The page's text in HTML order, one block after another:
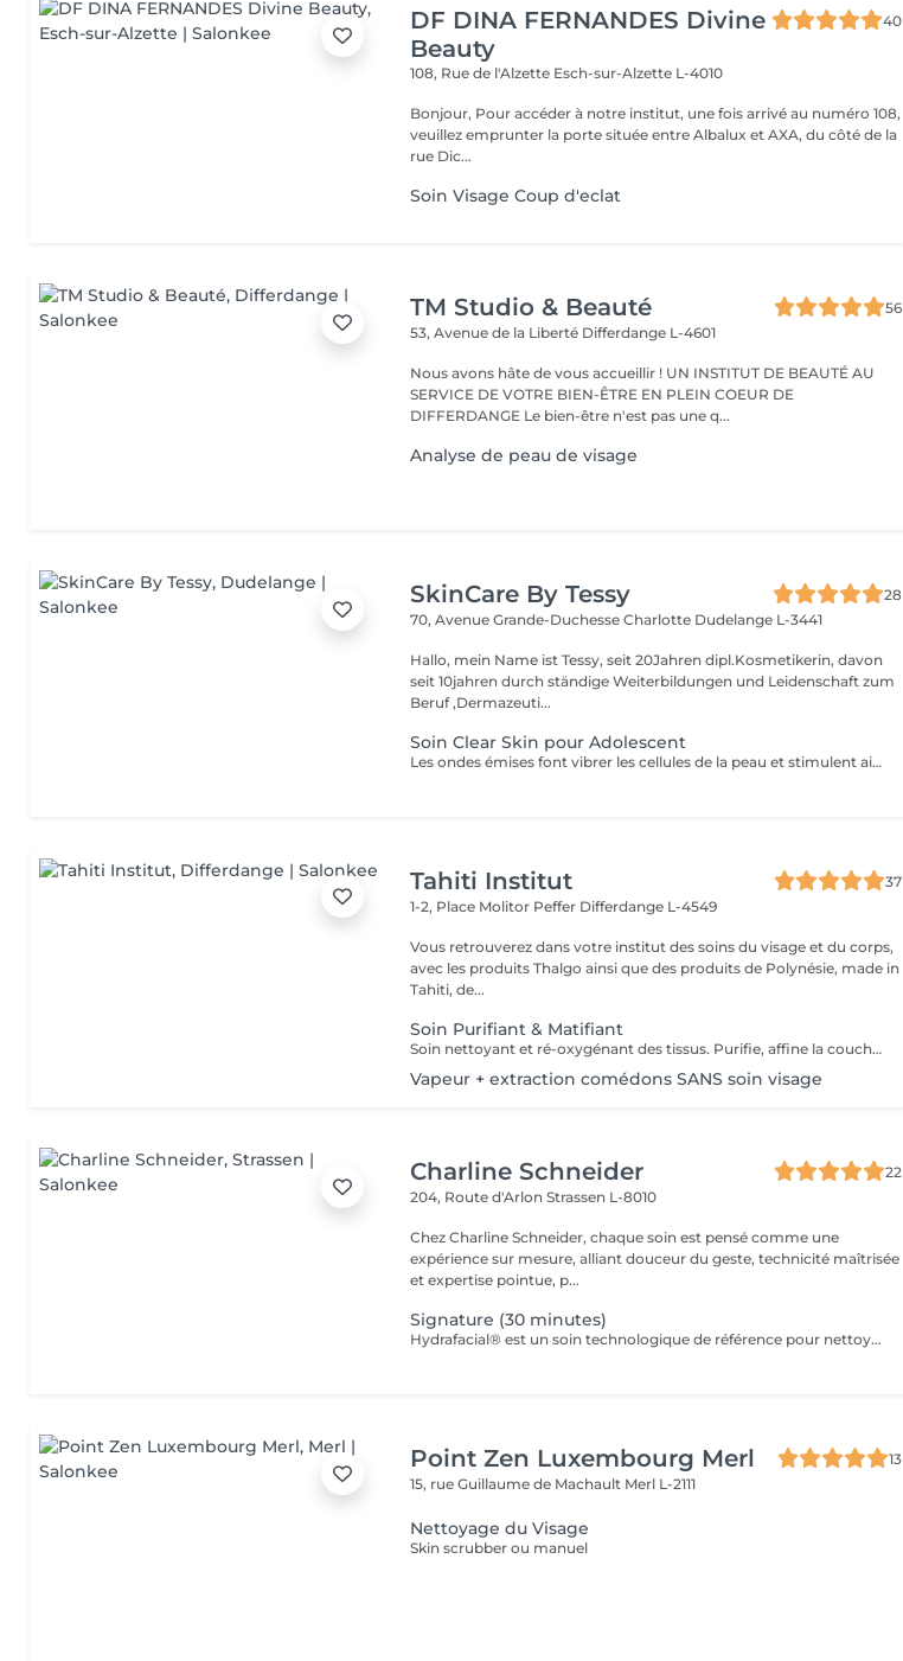
DF DINA FERNANDES Divine
Beauty
40
108, Rue de l'Alzette Esch-sur-Alzette L-4010
Bonjour, Pour accéder à notre institut, une fois arrivé au numéro 108,
veuillez emprunter la porte située entre Albalux et AXA, du côté de la
rue Dic...
Soin Visage Coup d'eclat
TM Studio & Beauté
56
53, Avenue de la Liberté Differdange L-4601
Nous avons hâte de vous accueillir ! UN INSTITUT DE BEAUTÉ AU
SERVICE DE VOTRE BIEN-ÊTRE EN PLEIN COEUR DE
DIFFERDANGE Le bien-être n'est pas une q...
Analyse de peau de visage
SkinCare By Tessy
28
70, Avenue Grande-Duchesse Charlotte Dudelange L-3441
Hallo, mein Name ist Tessy, seit 20Jahren dipl.Kosmetikerin, davon
seit 10jahren durch ständige Weiterbildungen und Leidenschaft zum
Beruf ,Dermazeuti...
Soin Clear Skin pour Adolescent
Les ondes émises font vibrer les cellules de la peau et stimulent ainsi les processus de rajeunissement, de régénération et de réparation de la peau. - Traitement adapté à chaque besoin de la peau - Ultrasons continus et pulsés - Traitement combiné par lumière LED - Micro-massage de la peau - Décongestionnant - Amélioration de l'absorption des principes actifs - Amélioration ciblée de l'aspect de la peau. - Réduction des rides et ridules - Renforcement des tissus - Réduction des signes du vieillissement chronologique de la peau
Tahiti Institut
37
1-2, Place Molitor Peffer Differdange L-4549
Vous retrouverez dans votre institut des soins du visage et du corps,
avec les produits Thalgo ainsi que des produits de Polynésie, made in
Tahiti, de...
Soin Purifiant & Matifiant
Soin nettoyant et ré-oxygénant des tissus. Purifie, affine la couche cornée, resserre les pores et matifie grâce à des appareils professionnels et des produits choisis avec soin. Une détoxification du cuir chevelu est prévu également dans ce soin.
Vapeur + extraction comédons SANS soin visage
Charline Schneider
22
204, Route d'ArlonStrassen L-8010
Chez Charline Schneider, chaque soin est pensé comme une
expérience sur mesure, alliant douceur du geste, technicité maîtrisée
et expertise pointue, p...
Signature (30 minutes)
Hydrafacial® est un soin technologique de référence pour nettoyer, purifier et hydrater la peau en profondeur. Son protocole exclusif repose sur 3 étapes essentielles : Nettoyer & exfolier Extraire & purifier Infuser & hydrater Résultat immédiat : une peau plus nette, plus lisse, plus lumineuse et durablement revitalisée. Ce soin n'est pas adapté aux femmes enceintes ou allaitantes, ainsi qu'aux personnes allergiques aux algues ou à l'aspirine.
Point Zen Luxembourg Merl
13
15, rue Guillaume de Machault Merl L-2111
Nettoyage du Visage
Skin scrubber ou manuel